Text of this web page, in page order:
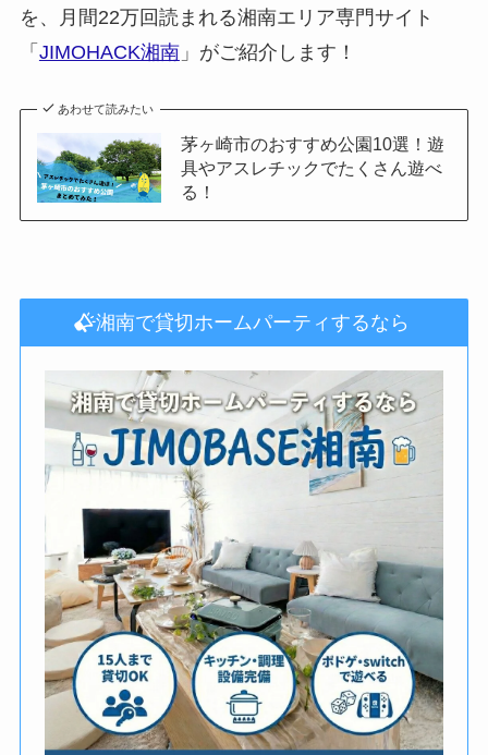
を、月間22万回読まれる湘南エリア専門サイト
「 JIMOHACK湘南」がご紹介します！
あわせて読みたい
茅ヶ崎市のおすすめ公園10選！遊
具やアスレチックでたくさん遊べ
る！
湘南で貸切ホームパーティするなら